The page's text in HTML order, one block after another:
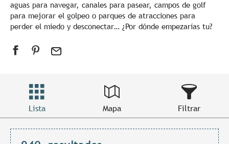
aguas para navegar, canales para pasear, campos de golf
para mejorar el golpeo o parques de atracciones para
perder el miedo y desconectar… ¿Por dónde empezarías tu?
Lista Mapa Filtrar